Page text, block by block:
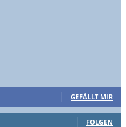
GEFÄLLT MIR
FOLGEN